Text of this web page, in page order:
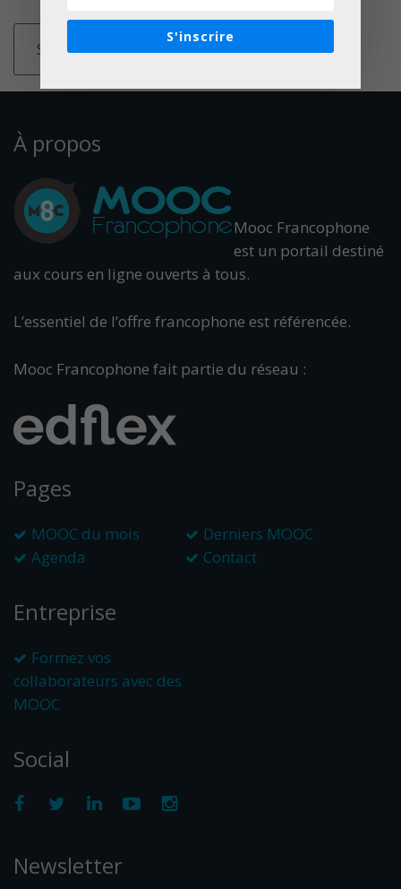
À propos
Mooc Francophone
est un portail destiné
aux cours en ligne ouverts à tous.
L’essentiel de l’offre francophone est référencée.
Mooc Francophone fait partie du réseau :
Pages
MOOC du mois
Derniers MOOC
Agenda
Contact
Entreprise
Formez vos
collaborateurs avec des
MOOC
Social
Newsletter
S'inscrire